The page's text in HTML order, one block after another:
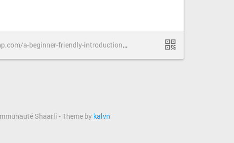
h
ttps://medium.freecodecamp.com/a-beginner-friendly-introduction-to-containers-vms-and-docker-79a9e3e119b#.m60qab1ck
Shaarli - Theme by kalvn